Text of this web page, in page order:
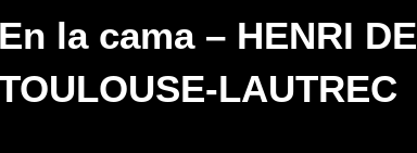
En la cama – HENRI DE
LAUTREC